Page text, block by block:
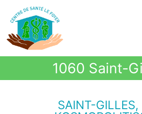
1060 Saint-
SAINT-GILLES,